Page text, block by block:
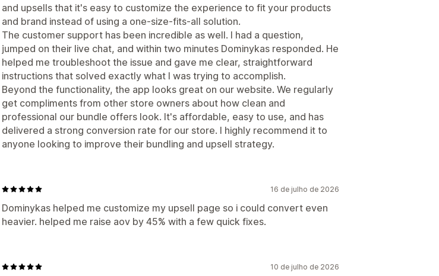
and upsells that it's easy to customize the experience to fit your products
and brand instead of using a one-size-fits-all solution.
The customer support has been incredible as well. I had a question,
jumped on their live chat, and within two minutes Dominykas responded. He
helped me troubleshoot the issue and gave me clear, straightforward
instructions that solved exactly what I was trying to accomplish.
Beyond the functionality, the app looks great on our website. We regularly
get compliments from other store owners about how clean and
professional our bundle offers look. It's affordable, easy to use, and has
delivered a strong conversion rate for our store. I highly recommend it to
anyone looking to improve their bundling and upsell strategy.
16 de julho de 2026
Dominykas helped me customize my upsell page so i could convert even
heavier. helped me raise aov by 45% with a few quick fixes.
10 de julho de 2026